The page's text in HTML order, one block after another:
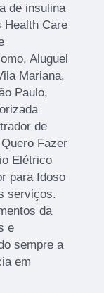
de insulina
Health Care
Aluguel
Mariana,
Paulo,
de
Fazer
Elétrico
para Idoso
serviços.
da
e
sempre a
em